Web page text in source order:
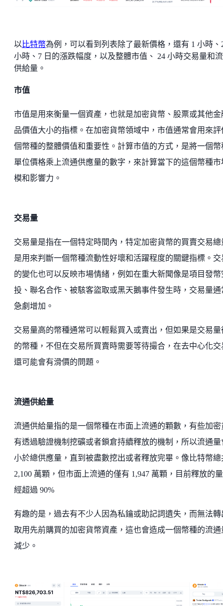
以 比特幣為例，可以看到列表除了最新價格，還有 1 小時、
小時、7 日的漲跌幅度，以及整體市值、 24 小時交易量和
供給量。
市值
市值是用來衡量一個資產，也就是加密貨幣、股票或其他金
品價值大小的指標。在加密貨幣領域中，市值通常會用來評
個幣種的整體價值和重要性。計算市值的方式，是將一個幣
單位價格乘上流通供應量的數字，來計算當下的這個幣種市
模和影響力。
交易量
交易量是指在一個特定時間內，特定加密貨幣的買賣交易總
是用來判斷一個幣種流動性好壞和活躍程度的關鍵指標。交
的變化也可以反映市場情緒，例如在重大新聞像是項目發幣
投、聯名合作、被駭客盜取或黑天鵝事件發生時，交易量通
急劇增加。
交易量高的幣種通常可以輕鬆買入或賣出，但如果是交易量
的幣種，不但在交易所買賣時需要等待撮合，在去中心化交
還可能會有滑價的問題。
流通供給量
流通供給量指的是一個幣種在市面上流通的顆數，有些加密
有透過驗證機制挖礦或者鎖倉持續釋放的機制，所以流通量
小於總供應量，直到被盡數挖出或者釋放完畢。像比特幣總
2,100 萬顆，但市面上流通的僅有 1,947 萬顆，目前釋放的
經超過 90%
有趣的是，過去有不少人因為私鑰或助記詞遺失，而無法轉
取用先前購買的加密貨幣資產，這也會造成一個幣種的流通
減少。